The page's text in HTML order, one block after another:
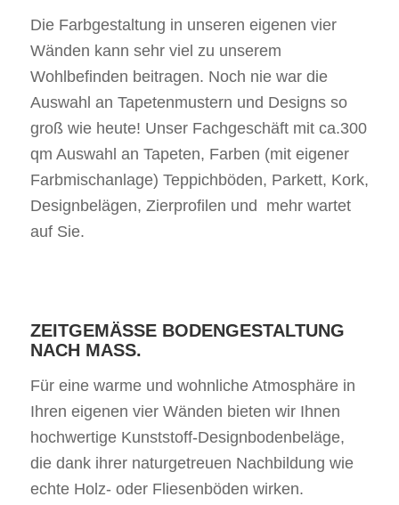
Die Farbgestaltung in unseren eigenen vier
Wänden kann sehr viel zu unserem
Wohlbefinden beitragen. Noch nie war die
Auswahl an Tapetenmustern und Designs so
groß wie heute! Unser Fachgeschäft mit ca.300
qm Auswahl an Tapeten, Farben (mit eigener
Farbmischanlage) Teppichböden, Parkett, Kork,
Designbelägen, Zierprofilen und mehr wartet
auf Sie.
ZEITGEMÄSSE BODENGESTALTUNG N
ACH MASS.
Für eine warme und wohnliche Atmosphäre in
Ihren eigenen vier Wänden bieten wir Ihnen
hochwertige Kunststoff-Designbodenbeläge,
die dank ihrer naturgetreuen Nachbildung wie
echte Holz- oder Fliesenböden wirken.